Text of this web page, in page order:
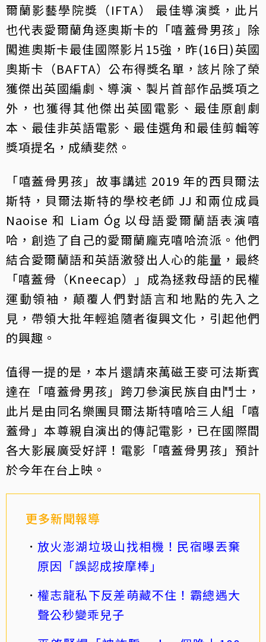
爾蘭影藝學院獎（IFTA） 最佳導演獎，此片
也代表愛爾蘭角逐奧斯卡的「嘻蓋骨男孩」除
闖進奧斯卡最佳國際影片15強，昨(16日)英國
奧斯卡（BAFTA）公布得獎名單，該片除了榮
獲傑出英國編劇、導演、製片首部作品獎項之
外，也獲得其他傑出英國電影、最佳原創劇
本、最佳非英語電影、最佳選角和最佳剪輯等
獎項提名，成績斐然。
「嘻蓋骨男孩」故事講述 2019 年的西貝爾法
斯特，貝爾法斯特的學校老師 JJ 和兩位成員
Naoise 和 Liam Óg 以母語愛爾蘭語表演嘻
哈，創造了自己的愛爾蘭龐克嘻哈流派。他們
結合愛爾蘭語和英語激發出人心的能量，最終
「嘻蓋骨（Kneecap）」成為拯救母語的民權
運動領袖，顛覆人們對語言和地點的先入之
見，帶領大批年輕追隨者復興文化，引起他們
的興趣。
值得一提的是，本片還請來萬磁王麥可法斯賓
達在「嘻蓋骨男孩」跨刀參演民族自由鬥士，
此片是由同名樂團貝爾法斯特嘻哈三人組「嘻
蓋骨」本尊親自演出的傳記電影，已在國際間
各大影展廣受好評！電影「嘻蓋骨男孩」預計
於今年在台上映。
更多新聞報導
放火澎湖垃圾山找相機！民宿曝丟棄
原因「誤認成按摩棒」
權志龍私下反差萌藏不住！霸總遇大
聲公秒變乖兒子